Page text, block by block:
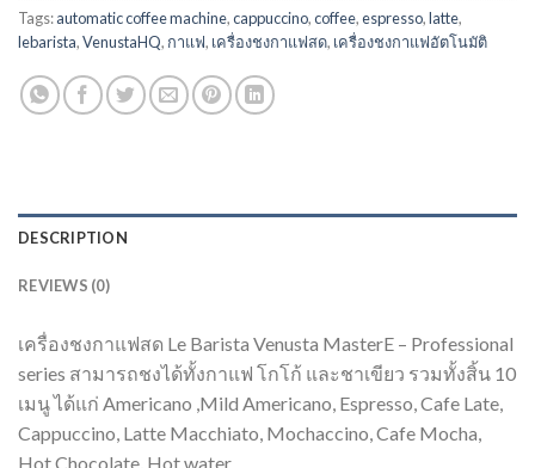
Tags:automatic coffee machine,cappuccino,coffee,espresso,latte,
lebarista,VenustaHQ, กาแฟ, เครื่องชงกาแฟสด, เครื่องชงกาแฟอัตโนมัติ
DESCRIPTION
REVIEWS (0)
เครื่องชงกาแฟสด Le Barista Venusta MasterE – Professional
series สามารถชงได้ทั้งกาแฟ โกโก้ และชาเขียว รวมทั้งสิ้น 10
เมนู ได้แก่ Americano ,Mild Americano, Espresso, Cafe Late,
Cappuccino, Latte Macchiato, Mochaccino, Cafe Mocha,
Hot Chocolate, Hot water